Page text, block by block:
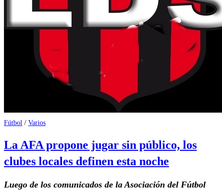
Fútbol / Varios
La AFA propone jugar sin público, los
clubes locales definen esta noche
Luego de los comunicados de la Asociación del Fútbol